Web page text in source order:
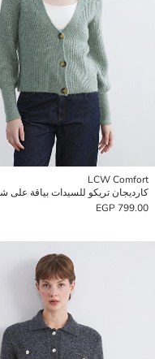
LCW Comfort
799.00 EGP